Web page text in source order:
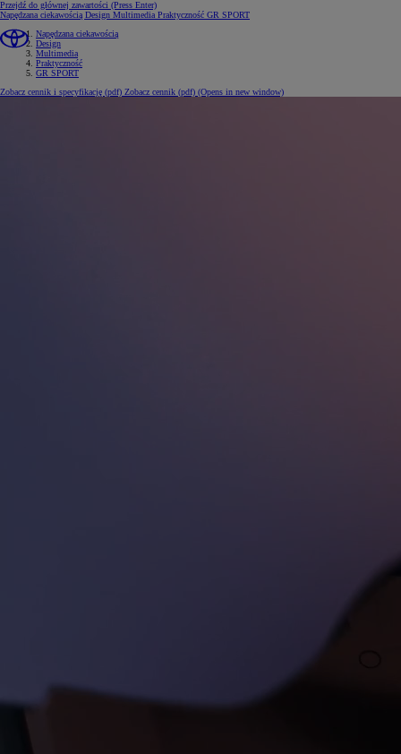
Przejdź do głównej zawartości (Press Enter)
Napędzana ciekawością Design Multimedia Praktyczność GR SPORT
Napędzana ciekawością
Design
Multimedia
Praktyczność
GR SPORT
Zobacz cennik i specyfikację (pdf) Zobacz cennik (pdf) (Opens in new window)